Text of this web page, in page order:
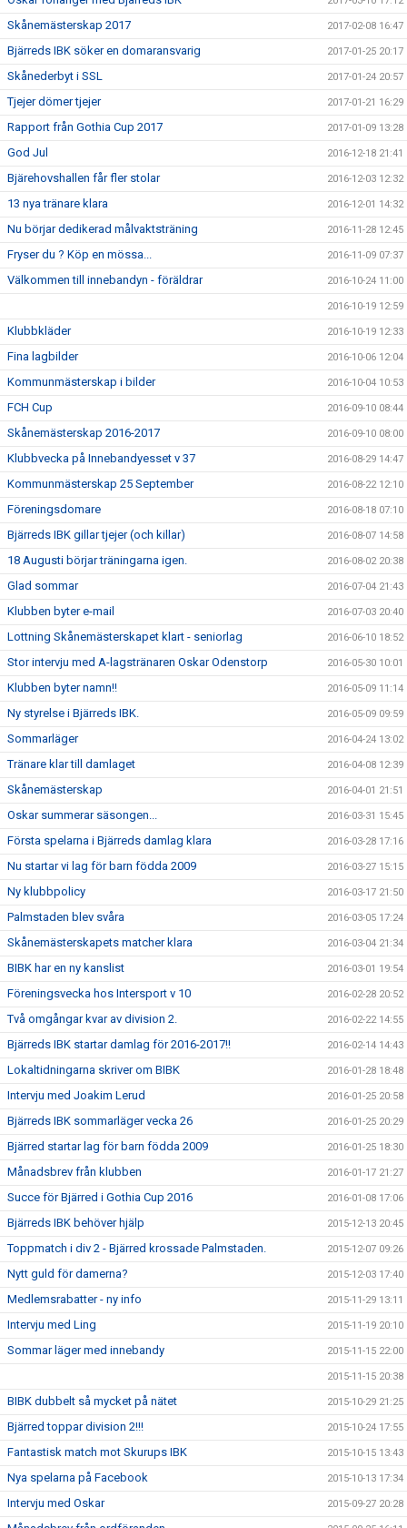
Skånemästerskap 2017 2017-02-08 16:47
Bjärreds IBK söker en domaransvarig 2017-01-25 20:17
Skånederbyt i SSL 2017-01-24 20:57
Tjejer dömer tjejer 2017-01-21 16:29
Rapport från Gothia Cup 2017 2017-01-09 13:28
God Jul 2016-12-18 21:41
Bjärehovshallen får fler stolar 2016-12-03 12:32
13 nya tränare klara 2016-12-01 14:32
Nu börjar dedikerad målvaktsträning 2016-11-28 12:45
Fryser du ? Köp en mössa... 2016-11-09 07:37
Välkommen till innebandyn - föräldrar 2016-10-24 11:00
2016-10-19 12:59
Klubbkläder 2016-10-19 12:33
Fina lagbilder 2016-10-06 12:04
Kommunmästerskap i bilder 2016-10-04 10:53
FCH Cup 2016-09-10 08:44
Skånemästerskap 2016-2017 2016-09-10 08:00
Klubbvecka på Innebandyesset v 37 2016-08-29 14:47
Kommunmästerskap 25 September 2016-08-22 12:10
Föreningsdomare 2016-08-18 07:10
Bjärreds IBK gillar tjejer (och killar) 2016-08-07 14:58
18 Augusti börjar träningarna igen. 2016-08-02 20:38
Glad sommar 2016-07-04 21:43
Klubben byter e-mail 2016-07-03 20:40
Lottning Skånemästerskapet klart - seniorlag 2016-06-10 18:52
Stor intervju med A-lagstränaren Oskar Odenstorp 2016-05-30 10:01
Klubben byter namn!! 2016-05-09 11:14
Ny styrelse i Bjärreds IBK. 2016-05-09 09:59
Sommarläger 2016-04-24 13:02
Tränare klar till damlaget 2016-04-08 12:39
Skånemästerskap 2016-04-01 21:51
Oskar summerar säsongen... 2016-03-31 15:45
Första spelarna i Bjärreds damlag klara 2016-03-28 17:16
Nu startar vi lag för barn födda 2009 2016-03-27 15:15
Ny klubbpolicy 2016-03-17 21:50
Palmstaden blev svåra 2016-03-05 17:24
Skånemästerskapets matcher klara 2016-03-04 21:34
BIBK har en ny kanslist 2016-03-01 19:54
Föreningsvecka hos Intersport v 10 2016-02-28 20:52
Två omgångar kvar av division 2. 2016-02-22 14:55
Bjärreds IBK startar damlag för 2016-2017!! 2016-02-14 14:43
Lokaltidningarna skriver om BIBK 2016-01-28 18:48
Intervju med Joakim Lerud 2016-01-25 20:58
Bjärreds IBK sommarläger vecka 26 2016-01-25 20:29
Bjärred startar lag för barn födda 2009 2016-01-25 18:30
Månadsbrev från klubben 2016-01-17 21:27
Succe för Bjärred i Gothia Cup 2016 2016-01-08 17:06
Bjärreds IBK behöver hjälp 2015-12-13 20:45
Toppmatch i div 2 - Bjärred krossade Palmstaden. 2015-12-07 09:26
Nytt guld för damerna? 2015-12-03 17:40
Medlemsrabatter - ny info 2015-11-29 13:11
Intervju med Ling 2015-11-19 20:10
Sommar läger med innebandy 2015-11-15 22:00
2015-11-15 20:38
BIBK dubbelt så mycket på nätet 2015-10-29 21:25
Bjärred toppar division 2!!! 2015-10-24 17:55
Fantastisk match mot Skurups IBK 2015-10-15 13:43
Nya spelarna på Facebook 2015-10-13 17:34
Intervju med Oskar 2015-09-27 20:28